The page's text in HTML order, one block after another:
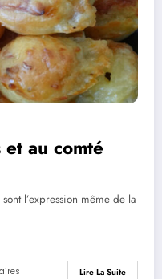
au comté
l’expression même de la
Lire La Suite